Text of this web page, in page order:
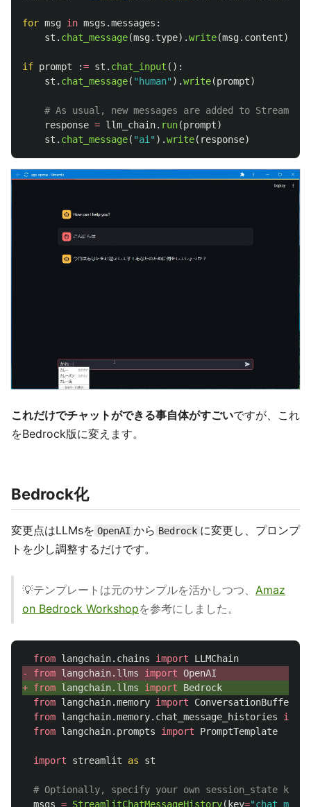
for msg in msgs .messages :
st . chat_message(msg. type).write(msg. content)
if prompt := st . chat_input ():
st . chat_message( " human" ).write(prompt)
response = llm_chain. run(prompt)
st . chat_message( "ai " ).write( response)
これだけでチャットができる事自体がすごいですが、これ
をBedrock版に変えます。
Bedrock化
変更点はLLMsを OpenAI から Bedrock に変更し、プロンプ
トを少し調整するだけです。
💡テンプレートは元のサンプルを活かしつつ、 Amaz
on Bedrock Workshopを参考にしました。
from langchain.chains import
LLMChain
- from langchain.llms import OpenAI
+ from langchain.llms import
Bedrock
from langchain.memory import
from langchain.memory.chat_message_histories
from langchain.prompts import PromptTemplate
import streamlit as st
# Optionally, specify your own session_state key
msgs = StreamlitChatMessageHistory( key="